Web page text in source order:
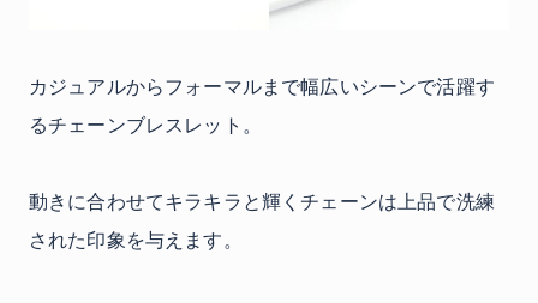
カジュアルからフォーマルまで幅広いシーンで活躍す
るチェーンブレスレット。
動きに合わせてキラキラと輝くチェーンは上品で洗練
された印象を与えます。